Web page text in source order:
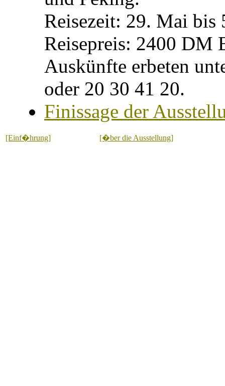
Reisezeit: 29. Mai bis
Reisepreis: 2400 DM
Auskünfte erbeten
oder 20 30 41 20.
Finissage der
[Einf�hrung] [�ber die Ausstellung]